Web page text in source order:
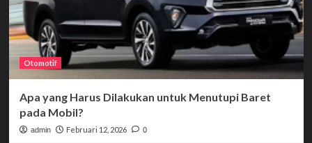
Otomotif
Apa yang Harus Dilakukan untuk Menutupi Baret
pada Mobil?
admin Februari 12, 2026 0